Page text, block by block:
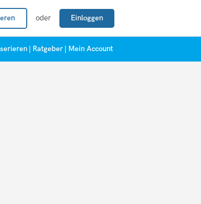
oder Einloggen
Ratgeber Mein Account